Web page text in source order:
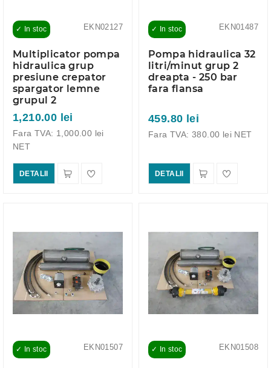
EKN02127
✓ In stoc
Multiplicator pompa
hidraulica grup
presiune crepator
spargator lemne
grupul 2
1,210.00 lei
Fara TVA: 1,000.00 lei
NET
DETALII
EKN01487
✓ In stoc
Pompa hidraulica 32
litri/minut grup 2
dreapta - 250 bar
fara flansa
459.80 lei
Fara TVA: 380.00 lei NET
DETALII
EKN01507
✓ In stoc EKN01508
✓ In stoc